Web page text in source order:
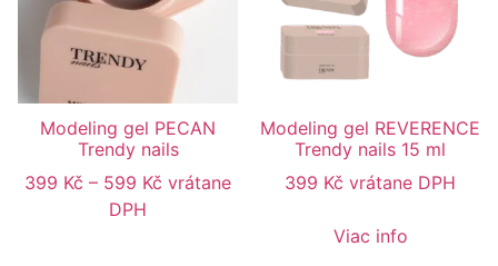
Modeling gel PECAN
Trendy nails
399 Kč – 599 Kč vrátane
DPH
Modeling gel REVERENCE
Trendy nails 15 ml
399 Kč vrátane DPH
Viac info